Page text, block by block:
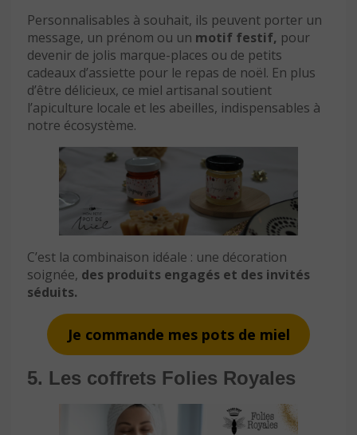
Personnalisables à souhait, ils peuvent porter un
message, un prénom ou un motif festif, pour
devenir de jolis marque-places ou de petits
cadeaux d’assiette pour le repas de noël. En plus
d’être délicieux, ce miel artisanal soutient
l’apiculture locale et les abeilles, indispensables à
notre écosystème.
C’est la combinaison idéale : une décoration
soignée, des produits engagés et des invités
séduits.
Je commande mes pots de miel
5. Les coffrets Folies Royales